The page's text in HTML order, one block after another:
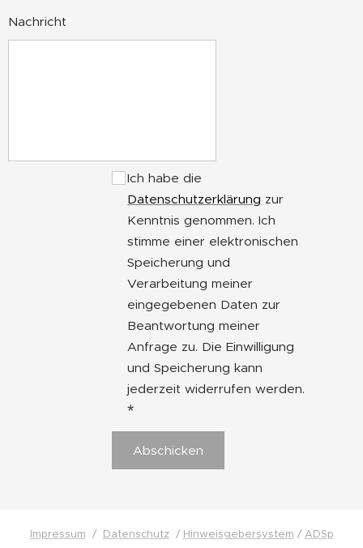
Nachricht
Ich habe die
Datenschutzerklärung zur
Kenntnis genommen. Ich
stimme einer elektronischen
Speicherung und
Verarbeitung meiner
eingegebenen Daten zur
Beantwortung meiner
Anfrage zu. Die Einwilligung
und Speicherung kann
jederzeit widerrufen werden.
Abschicken
Impressum / Datenschutz/ Hinweisgebersystem / ADSp